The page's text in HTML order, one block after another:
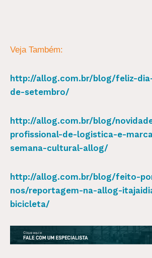
Veja Também:
http://allog.com.br/blog/feliz-
de-setembro/
http://allog.com.br/blog/
profissional-de-logistica-e-
semana-cultural-allog/
http://allog.com.br/blog/feito-
nos/reportagem-na-allog-
bicicleta/